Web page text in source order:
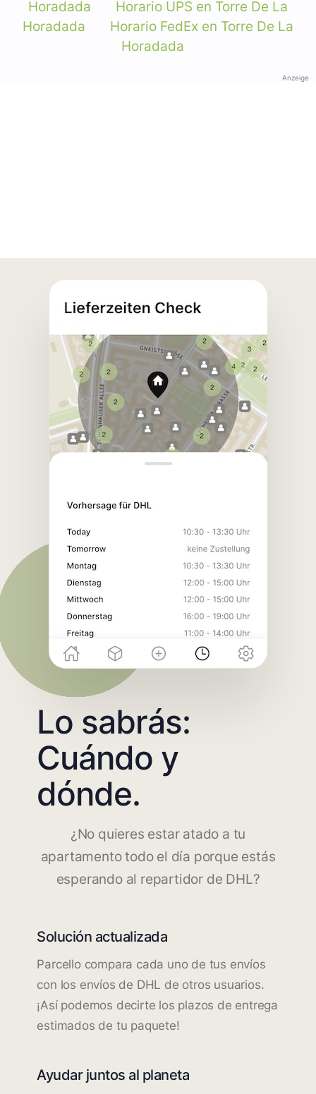
Horadada
Horario UPS en Torre De La
Horadada
Horario FedEx en Torre De La
Horadada
Anzeige
Lo sabrás:
Cuándo y
dónde.
¿No quieres estar atado a tu
apartamento todo el día porque estás
esperando al repartidor de DHL?
Solución actualizada
Parcello compara cada uno de tus envíos
con los envíos de DHL de otros usuarios.
¡Así podemos decirte los plazos de entrega
estimados de tu paquete!
Ayudar juntos al planeta